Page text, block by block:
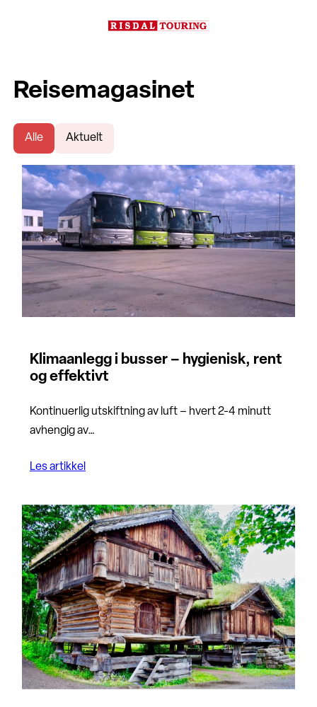
Reisemagasinet
Alle Aktuelt
Klimaanlegg i busser – hygienisk, rent
og effektivt
Kontinuerlig utskiftning av luft – hvert 2-4 minutt
avhengig av…
Les artikkel